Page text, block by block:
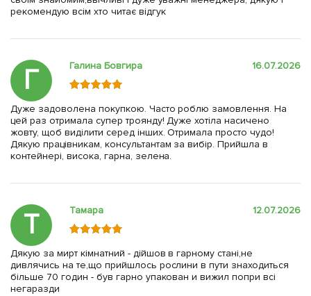
рекомендую всім хто читає відгук
Г Галина Бовгира 16.07.2026
Дуже задоволена покупкою. Часто роблю замовлення. На
цей раз отримала супер троянду! Дуже хотіла насичено
жовту, щоб виділити серед інших. Отримала просто чудо!
Дякую працівникам, консультантам за вибір. Прийшла в
контейнері, висока, гарна, зелена.
Т Тамара 12.07.2026
Дякую за мирт кімнатний - дійшов в гарному стані,не
дивлячись на те,що прийшлось рослини в пути знаходиться
більше 70 годин - був гарно упакован и вижил попри всі
негаразди